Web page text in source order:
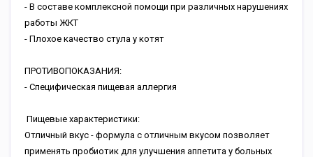
- В составе комплексной помощи при различных нарушениях
работы ЖКТ
- Плохое качество стула у котят
ПРОТИВОПОКАЗАНИЯ:
- Специфическая пищевая аллергия
Пищевые характеристики:
Отличный вкус - формула с отличным вкусом позволяет
применять пробиотик для улучшения аппетита у больных